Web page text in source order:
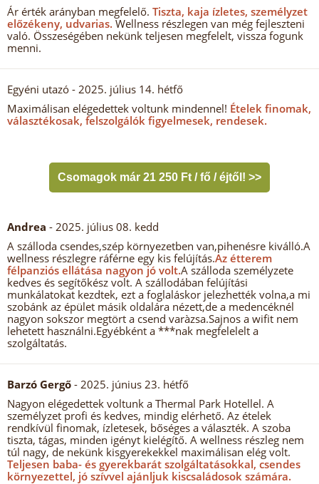
Ár érték arányban megfelelő. Tiszta, kaja ízletes, személyzet
előzékeny, udvarias. Wellness részlegen van még fejleszteni
való. Összeségében nekünk teljesen megfelelt, vissza fogunk
menni.
Egyéni utazó - 2025. július 14. hétfő
Maximálisan elégedettek voltunk mindennel! Ételek finomak,
választékosak, felszolgálók figyelmesek, rendesek.
Csomagok már 21 250 Ft / fő / éjtől! >>
Andrea - 2025. július 08. kedd
A szálloda csendes,szép környezetben van,pihenésre kiválló.A
wellness részlegre ráférne egy kis felújítás.Az étterem
félpanziós ellátása nagyon jó volt.A szálloda személyzete
kedves és segítőkész volt. A szállodában felújítási
munkálatokat kezdtek, ezt a foglaláskor jelezhették volna,a mi
szobánk az épület másik oldalára nézett,de a medencéknél
nagyon sokszor megtört a csend varàzsa.Sajnos a wifit nem
lehetett használni.Egyébként a ***nak megfelelelt a
szolgáltatás.
Barzó Gergő - 2025. június 23. hétfő
Nagyon elégedettek voltunk a Thermal Park Hotellel. A
személyzet profi és kedves, mindig elérhető. Az ételek
rendkívül finomak, ízletesek, bőséges a választék. A szoba
tiszta, tágas, minden igényt kielégítő. A wellness részleg nem
túl nagy, de nekünk kisgyerekekkel maximálisan elég volt.
Teljesen baba- és gyerekbarát szolgáltatásokkal, csendes
környezettel, jó szívvel ajánljuk kiscsaládosok számára.